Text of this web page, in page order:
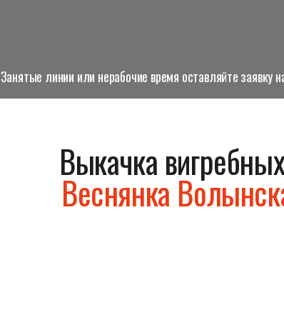
Занятые линии или нерабочие время оставляйте заявку
Выкачка
Веснянка